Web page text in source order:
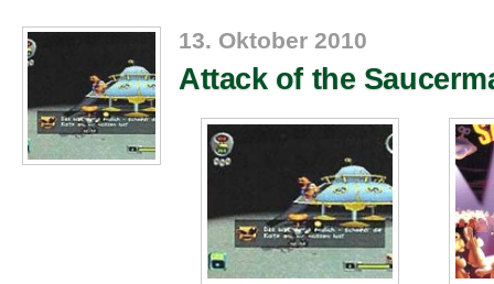
13. Oktober 2010
Attack of the